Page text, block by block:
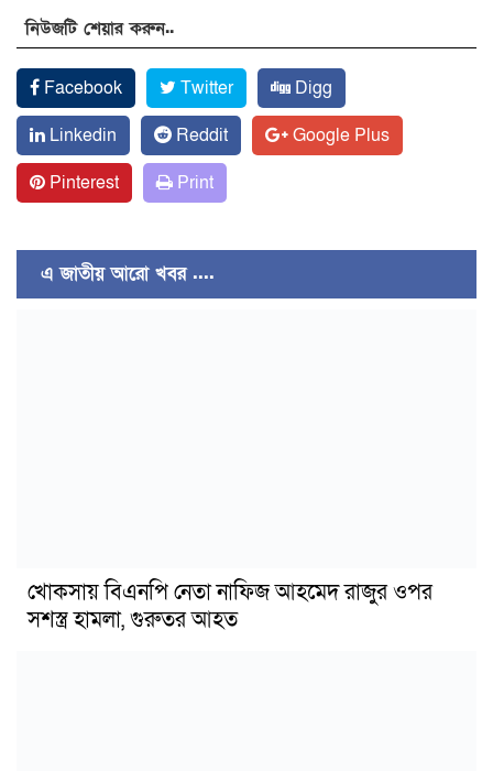
নিউজটি শেয়ার করুন..
Facebook Twitter
Digg
Linkedin
Reddit
Google Plus
Pinterest
Print
এ জাতীয় আরো খবর ....
খোকসায় বিএনপি নেতা নাফিজ আহমেদ রাজুর ওপর
সশস্ত্র হামলা, গুরুতর আহত